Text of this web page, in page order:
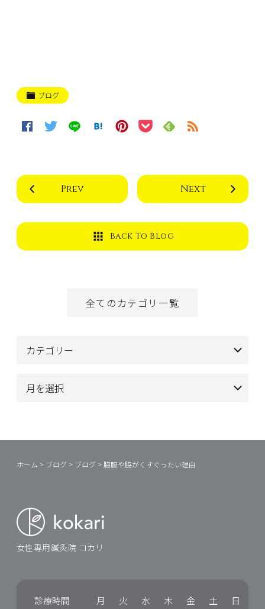
ブログ
Prev Next
Back To Blog
全てのカテゴリ一覧
ホーム > ブログ > ブログ > 脇腹や脇がくすぐったい理由
女性専用鍼灸院 コカリ
診療時間 月 火 水 木 金 土 日